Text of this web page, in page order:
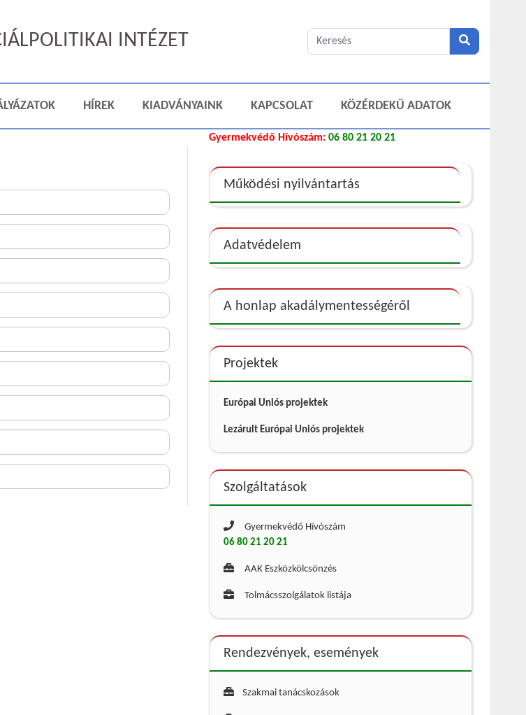
INTÉZET
HÍREK KIADVÁNYAINK KAPCSOLAT KÖZÉRDEKŰ ADATOK
Gyermekvédő Hívószám: 06 80 21 20 21
Működési nyilvántartás
Adatvédelem
A honlap akadálymentességéről
Projektek
Európai Uniós projektek
Lezárult Európai Uniós projektek
Szolgáltatások
Gyermekvédő Hívószám
06 80 21 20 21
AAK Eszközkölcsönzés
Tolmácsszolgálatok listája
Rendezvények, események
Szakmai tanácskozások